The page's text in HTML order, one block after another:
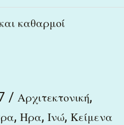
καθαρμοί
/ Αρχιτεκτονική,
, Ηρα, Ινώ, Κείμενα